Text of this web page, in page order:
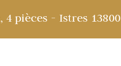
pièces - Istres 13800